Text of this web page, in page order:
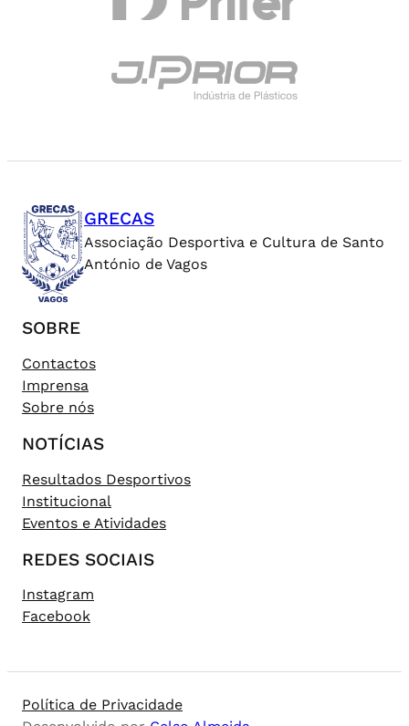
GRECAS
Associação Desportiva e Cultura de Santo
António de Vagos
SOBRE
Contactos
Imprensa
Sobre nós
NOTÍCIAS
Resultados Desportivos
Institucional
Eventos e Atividades
REDES SOCIAIS
Instagram
Facebook
Política de Privacidade